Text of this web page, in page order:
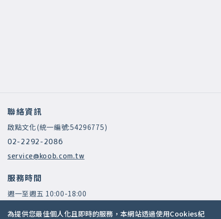
聯絡資訊
啟點文化(統一編號:54296775)
02-2292-2086
service@koob.com.tw
服務時間
週一至週五 10:00-18:00
為提供您最佳個人化且即時的服務，本網站透過使用Cookies紀